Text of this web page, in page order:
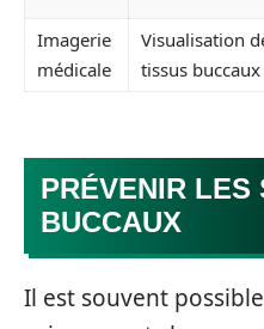
Imagerie
médicale
Visualisation
tissus buccaux
PRÉVENIR LES
BUCCAUX
Il est souvent